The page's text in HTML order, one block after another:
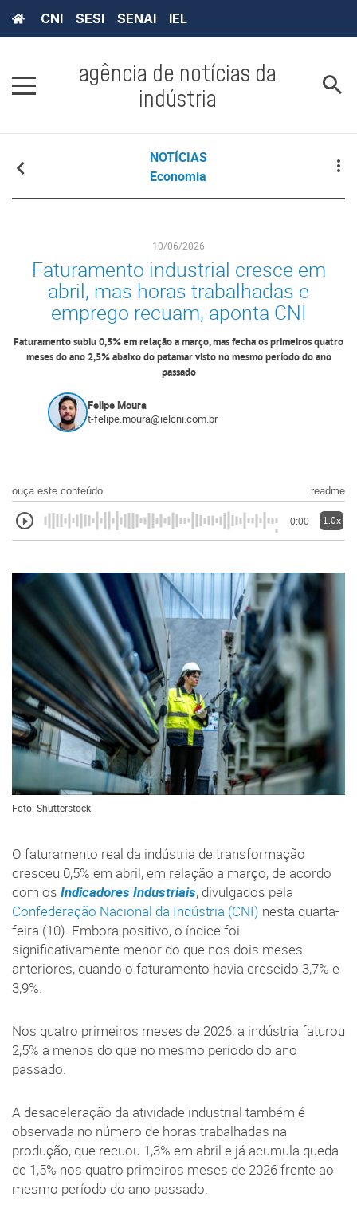
CNI SESI SENAI IEL
agência de notícias da
indústria
NOTÍCIAS
Economia
10/06/2026
Faturamento industrial cresce em
abril, mas horas trabalhadas e
emprego recuam, aponta CNI
Faturamento subiu 0,5% em relação a março, mas fecha os primeiros quatro
meses do ano 2,5% abaixo do patamar visto no mesmo período do ano
passado
Felipe Moura
t-felipe.moura@ielcni.com.br
ouça este conteúdo readme
0:00 1.0x
Foto: Shutterstock
O faturamento real da indústria de transformação
cresceu 0,5% em abril, em relação a março, de acordo
com os Indicadores Industriais, divulgados pela
Confederação Nacional da Indústria (CNI) nesta quarta-
feira (10). Embora positivo, o índice foi
significativamente menor do que nos dois meses
anteriores, quando o faturamento havia crescido 3,7% e
3,9%.
Nos quatro primeiros meses de 2026, a indústria faturou
2,5% a menos do que no mesmo período do ano
passado.
A desaceleração da atividade industrial também é
observada no número de horas trabalhadas na
produção, que recuou 1,3% em abril e já acumula queda
de 1,5% nos quatro primeiros meses de 2026 frente ao
mesmo período do ano passado.